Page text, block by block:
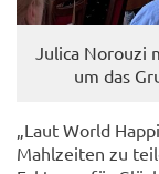
Ju­li­ca No­rou­zi
um das
„Laut World
Mahl­zei­ten zu